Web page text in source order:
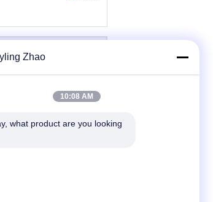
Zhao
10:08 AM
what product are you looking